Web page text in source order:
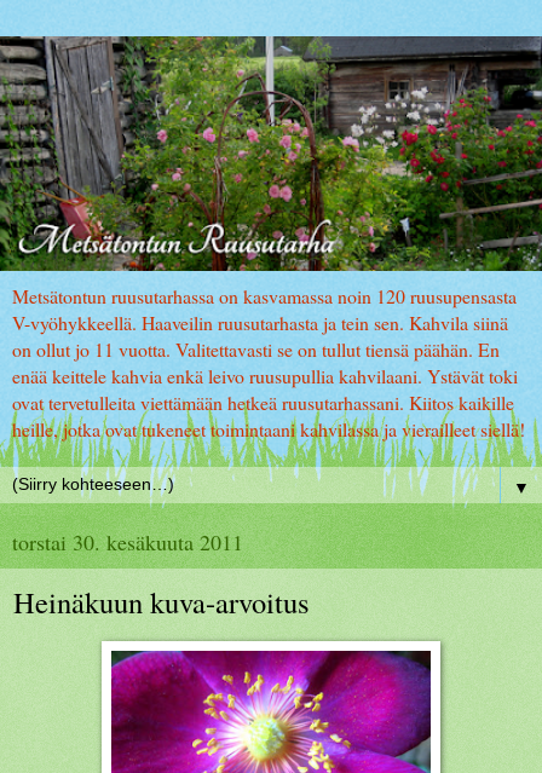
Metsätontun ruusutarhassa on kasvamassa noin 120 ruusupensasta
V-vyöhykkeellä. Haaveilin ruusutarhasta ja tein sen. Kahvila siinä
on ollut jo 11 vuotta. Valitettavasti se on tullut tiensä päähän. En
enää keittele kahvia enkä leivo ruusupullia kahvilaani. Ystävät toki
ovat tervetulleita viettämään hetkeä ruusutarhassani. Kiitos kaikille
heille, jotka ovat tukeneet toimintaani kahvilassa ja vierailleet siellä!
▼
torstai 30. kesäkuuta 2011
Heinäkuun kuva-arvoitus